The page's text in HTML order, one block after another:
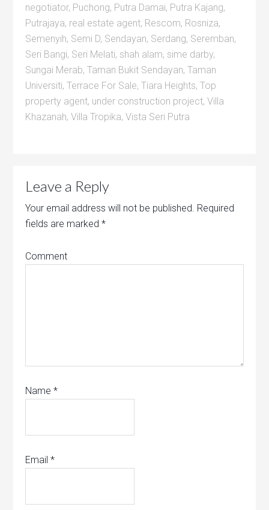
negotiator, Puchong, Putra Damai, Putra Kajang,
Putrajaya, real estate agent, Rescom, Rosniza,
Semenyih, Semi D, Sendayan, Serdang, Seremban,
Seri Bangi, Seri Melati, shah alam, sime darby,
Sungai Merab,Taman Bukit Sendayan,Taman
Universiti,Terrace For Sale,Tiara Heights,Top
property agent, under construction project,Villa
Khazanah,Villa Tropika,Vista Seri Putra
Leave a Reply
Your email address will not be published. Required
fields are marked*
Comment
Name*
Email*